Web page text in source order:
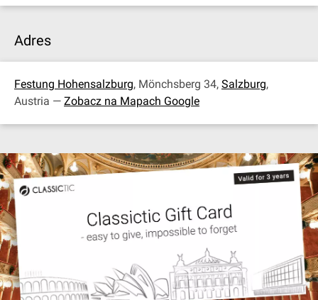
Adres
Festung Hohensalzburg, Mönchsberg 34, Salzburg,
Austria — Zobacz na Mapach Google